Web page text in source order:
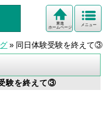
メニュー
東進
ホームページ
» 同日体験受験を終えて③
験を終えて③